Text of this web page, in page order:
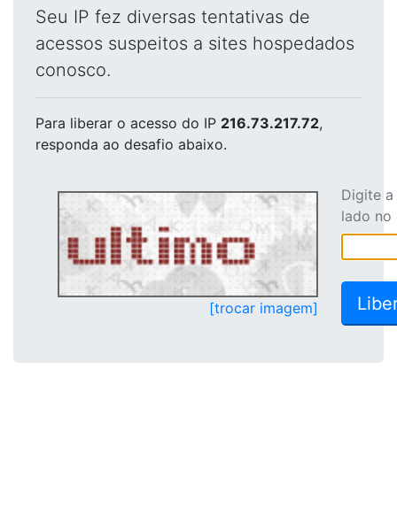
Seu IP fez diversas tentativas de
acessos suspeitos a sites hospedados
conosco.
Para liberar o acesso do IP 216.73.217.72,
responda ao desafio abaixo.
[trocar imagem]
Digite
lado no